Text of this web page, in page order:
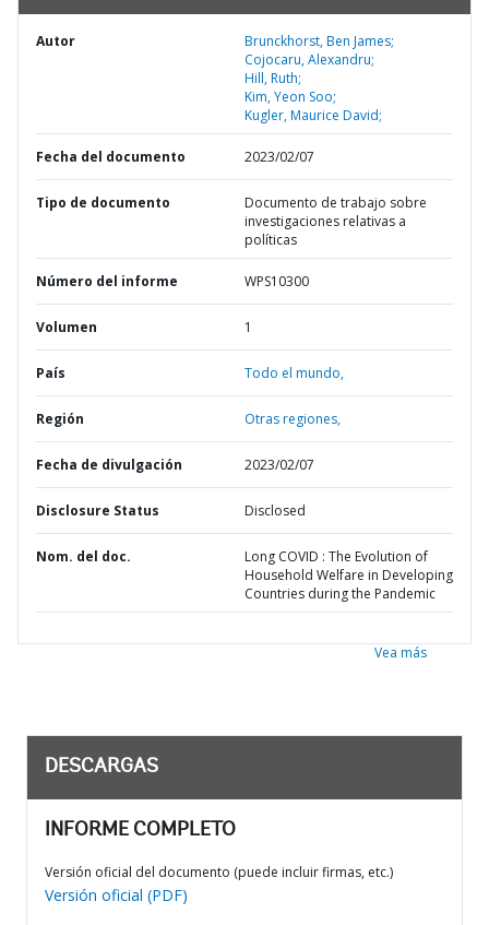
Autor
Brunckhorst, Ben James;
Cojocaru, Alexandru;
Hill, Ruth;
Kim, Yeon Soo;
Kugler, Maurice David;
Fecha del documento 2023/02/07
Tipo de documento
Documento de trabajo sobre
investigaciones relativas a
políticas
Número del informe WPS10300
Volumen 1
País Todo el mundo,
Región Otras regiones,
Fecha de divulgación 2023/02/07
Disclosure Status Disclosed
Nom. del doc.
Long COVID : The Evolution of
Household Welfare in Developing
Countries during the Pandemic
Vea más
DESCARGAS
INFORME COMPLETO
Versión oficial del documento (puede incluir firmas, etc.)
Versión oficial (PDF)